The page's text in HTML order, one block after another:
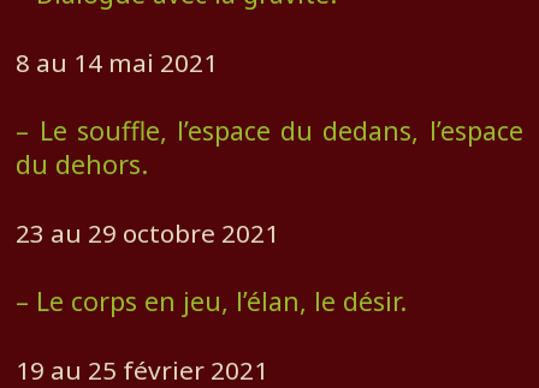
8 au 14 mai 2021
– Le souffle, l’espace du dedans, l’espace
du dehors.
23 au 29 octobre 2021
– Le corps en jeu, l’élan, le désir.
19 au 25 février 2021